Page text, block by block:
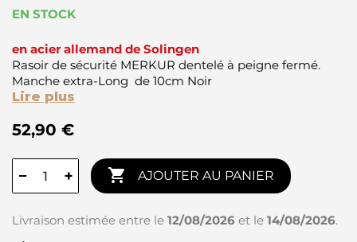
EN STOCK
en acier allemand de Solingen
Rasoir de sécurité MERKUR dentelé à peigne fermé.
Manche extra-Long de 10cm Noir
Lire plus
52,90 €
− +  AJOUTER AU PANIER
Livraison estimée entre le 12/08/2026 et le 14/08/2026.